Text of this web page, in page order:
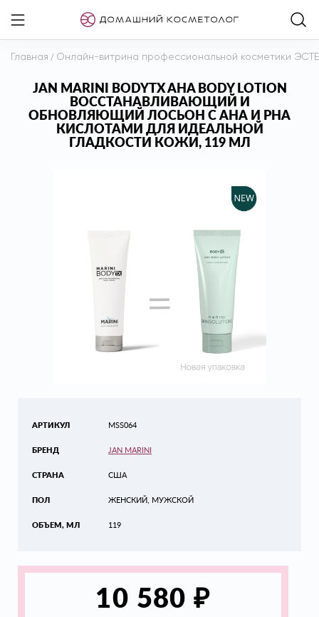
Главная / Онлайн-витрина профессиональной косметики
JAN MARINI BODYTX AHA BODY LOTION
ВОССТАНАВЛИВАЮЩИЙ И
ОБНОВЛЯЮЩИЙ ЛОСЬОН С АНА И РНА
КИСЛОТАМИ ДЛЯ ИДЕАЛЬНОЙ
ГЛАДКОСТИ КОЖИ, 119 МЛ
АРТИКУЛ
БРЕНД
СТРАНА
ПОЛ
ОБЪЕМ, МЛ
MSS064
JAN MARINI
США
ЖЕНСКИЙ, МУЖСКОЙ
119
10 580₽